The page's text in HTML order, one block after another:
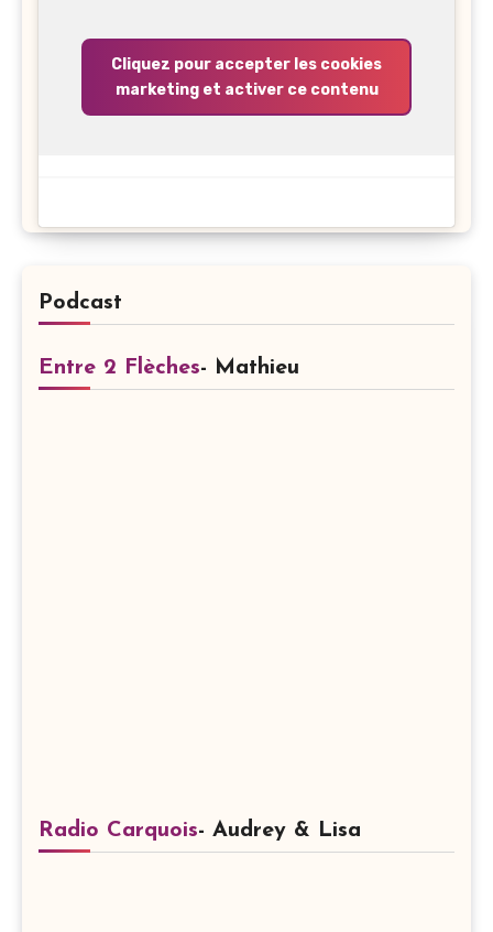
Cliquez pour accepter les cookies
marketing et activer ce contenu
Podcast
Entre 2 Flèches- Mathieu
Radio Carquois- Audrey & Lisa